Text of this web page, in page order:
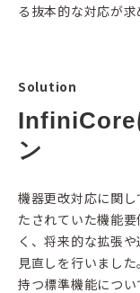
る抜本的な対応が求
Solution
InfiniCore
ン
機器更改対応に関
たされていた機能
く、将来的な拡張
見直しを行いまし
持つ標準機能につ